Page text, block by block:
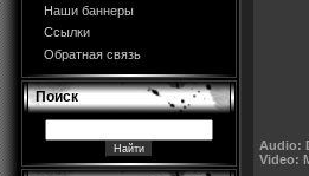
Наши баннеры
Ссылки
Обратная связь
Поиск
Audio:
Video: